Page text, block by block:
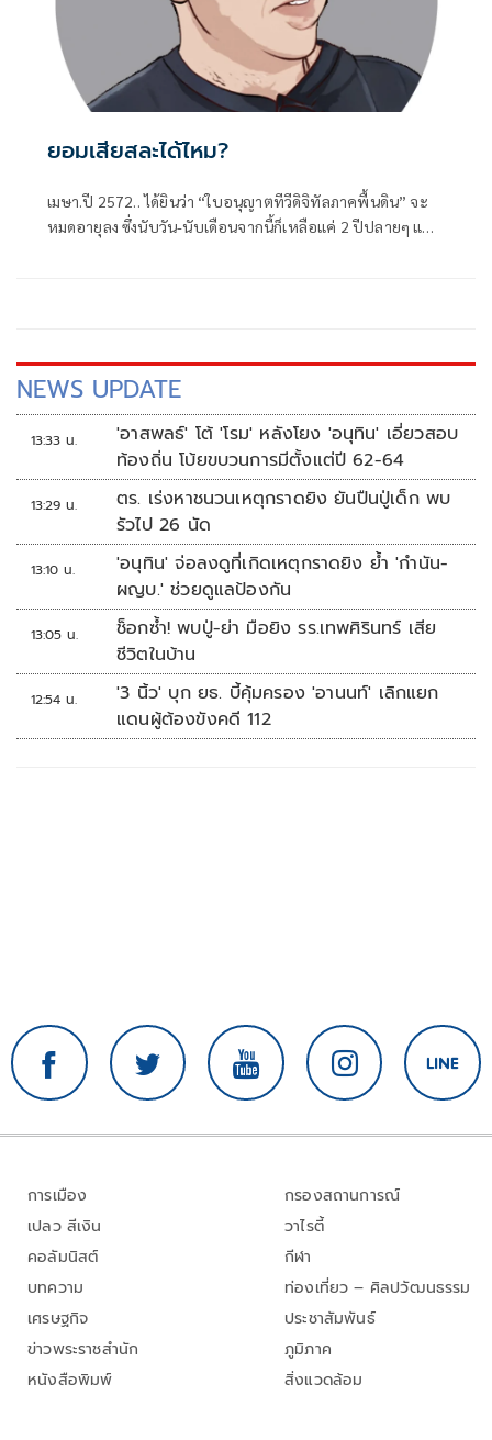
ยอมเสียสละได้ไหม?
เมษา.ปี 2572.. ได้ยินว่า “ใบอนุญาตทีวีดิจิทัลภาคพื้นดิน” จะ
หมดอายุลง ซึ่งนับวัน-นับเดือนจากนี้ก็เหลือแค่ 2 ปีปลายๆ แต่ดู
NEWS UPDATE
13:33 น.
'อาสพลธ์' โต้ 'โรม' หลังโยง 'อนุทิน' เอี่ยวสอบ
ท้องถิ่น โบ้ยขบวนการมีตั้งแต่ปี 62-64
13:29 น.
ตร. เร่งหาชนวนเหตุกราดยิง ยันปืนปู่เด็ก พบ
รัวไป 26 นัด
13:10 น.
'อนุทิน' จ่อลงดูที่เกิดเหตุกราดยิง ย้ำ 'กำนัน-
ผญบ.' ช่วยดูแลป้องกัน
13:05 น.
ช็อกซ้ำ! พบปู่-ย่า มือยิง รร.เทพศิรินทร์ เสีย
ชีวิตในบ้าน
12:54 น.
'3 นิ้ว' บุก ยธ. บี้คุ้มครอง 'อานนท์' เลิกแยก
แดนผู้ต้องขังคดี 112
การเมือง
เปลว สีเงิน
คอลัมนิสต์
บทความ
เศรษฐกิจ
ข่าวพระราชสำนัก
หนังสือพิมพ์
กรองสถานการณ์
วาไรตี้
กีฬา
ท่องเที่ยว – ศิลปวัฒนธรรม
ประชาสัมพันธ์
ภูมิภาค
สิ่งแวดล้อม